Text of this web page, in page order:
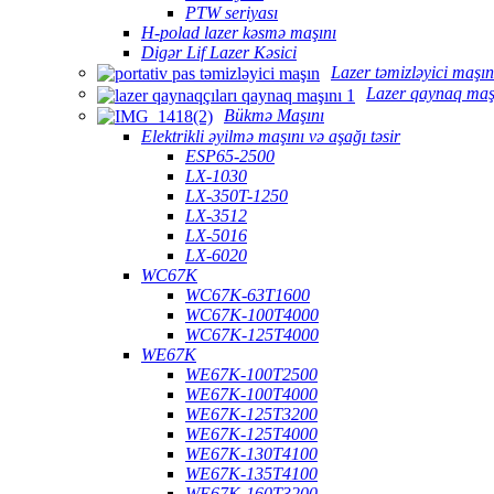
PTW seriyası
H-polad lazer kəsmə maşını
Digər Lif Lazer Kəsici
Lazer təmizləyici maşın
Lazer qaynaq
Bükmə Maşını
Elektrikli əyilmə maşını və aşağı təsir
ESP65-2500
LX-1030
LX-350T-1250
LX-3512
LX-5016
LX-6020
WC67K
WC67K-63T1600
WC67K-100T4000
WC67K-125T4000
WE67K
WE67K-100T2500
WE67K-100T4000
WE67K-125T3200
WE67K-125T4000
WE67K-130T4100
WE67K-135T4100